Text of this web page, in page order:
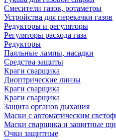
Смесители газов, ротаметры
Устройства для перекачки газов
Редукторы и регуляторы
Регуляторы расхода газа
Редукторы
Паяльные лампы, насадки
Средства защиты
Краги сварщика
Диоптрические линзы
Краги сварщика
Краги сварщика
Защита органов дыхания
Маски с автоматическим
Маски сварщика и защитные
Очки защитные